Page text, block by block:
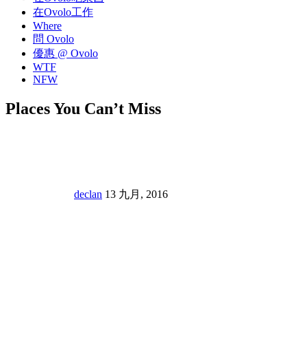
在Ovolo工作
Where
問 Ovolo
優惠 @ Ovolo
WTF
NFW
Places You Can’t Miss
declan 13 九月, 2016